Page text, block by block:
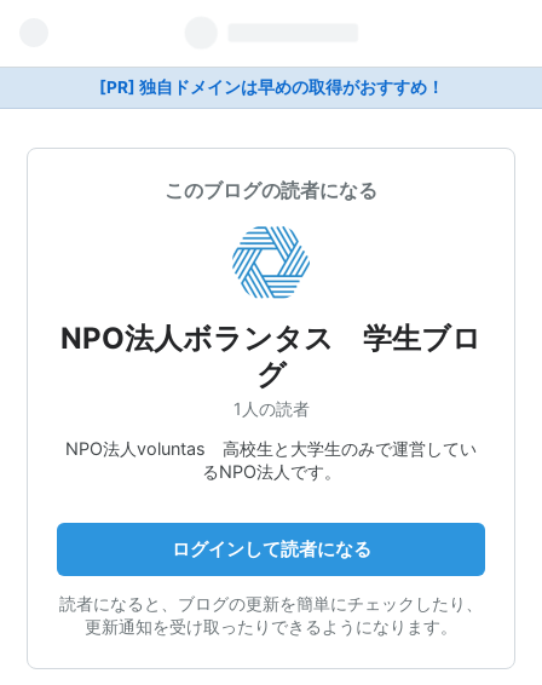
[PR] 独自ドメインは早めの取得がおすすめ！
このブログの読者になる
NPO法人ボランタス 学生ブロ
グ
1人の読者
NPO法人voluntas 高校生と大学生のみで運営してい
るNPO法人です。
ログインして読者になる
読者になると、ブログの更新を簡単にチェックしたり、
更新通知を受け取ったりできるようになります。